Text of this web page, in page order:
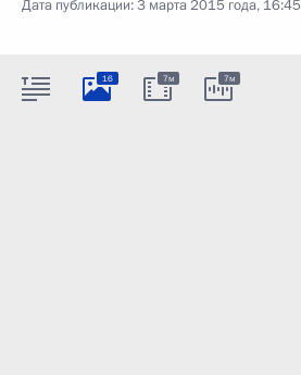
Дата публикации:3 марта 2015 года, 16:45
16 7м 7м